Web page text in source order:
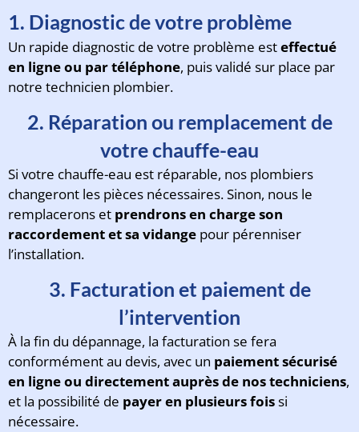
1. Diagnostic de votre problème
Un rapide diagnostic de votre problème esteffectué
en ligne ou par téléphone, puis validé sur place par
notre technicien plombier.
2. Réparation ou remplacement de
votre chauffe-eau
Si votre chauffe-eau est réparable, nos plombiers
changeront les pièces nécessaires. Sinon, nous le
remplacerons et prendrons en charge son
raccordement et sa vidange pour pérenniser
l’installation.
3. Facturation et paiement de
l’intervention
À la fin du dépannage, la facturation se fera
conformément au devis, avec un paiement sécurisé
en ligne ou directement auprès de nos techniciens,
et la possibilité de payer en plusieurs foissi
nécessaire.